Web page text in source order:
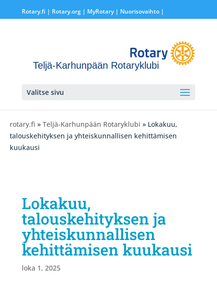
Rotary.fi | Rotary.org| MyRotary | Nuorisovaihto|
Teljä-Karhunpään Rotaryklubi
Valitse sivu
rotary.fi » Teljä-Karhunpään Rotaryklubi » Lokakuu,
talouskehityksen ja yhteiskunnallisen kehittämisen
kuukausi
Lokakuu,
talouskehityksen ja
yhteiskunnallisen
kehittämisen kuukausi
loka 1, 2025